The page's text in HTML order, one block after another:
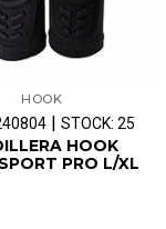
HOOK
| STOCK: 25
HOOK
PRO L/XL